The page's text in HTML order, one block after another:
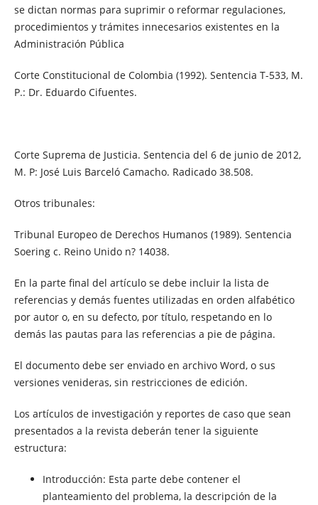
se dictan normas para suprimir o reformar regulaciones,
procedimientos y trámites innecesarios existentes en la
Administración Pública
Corte Constitucional de Colombia (1992). Sentencia T-533, M.
P.: Dr. Eduardo Cifuentes.
Corte Suprema de Justicia. Sentencia del 6 de junio de 2012,
M. P: José Luis Barceló Camacho. Radicado 38.508.
Otros tribunales:
Tribunal Europeo de Derechos Humanos (1989). Sentencia
Soering c. Reino Unido n? 14038.
En la parte final del artículo se debe incluir la lista de
referencias y demás fuentes utilizadas en orden alfabético
por autor o, en su defecto, por título, respetando en lo
demás las pautas para las referencias a pie de página.
El documento debe ser enviado en archivo Word, o sus
versiones venideras, sin restricciones de edición.
Los artículos de investigación y reportes de caso que sean
presentados a la revista deberán tener la siguiente
estructura:
Introducción: Esta parte debe contener el
planteamiento del problema, la descripción de la